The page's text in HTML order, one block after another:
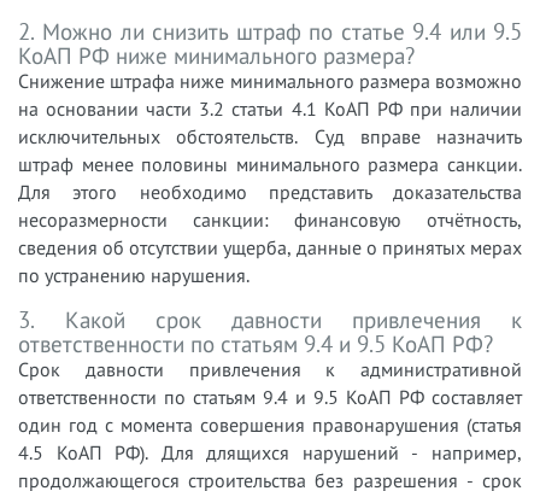
2. Можно ли снизить штраф по статье 9.4 или 9.5
КоАП РФ ниже минимального размера?
Снижение штрафа ниже минимального размера возможно
на основании части 3.2 статьи 4.1 КоАП РФ при наличии
исключительных обстоятельств. Суд вправе назначить
штраф менее половины минимального размера санкции.
Для этого необходимо представить доказательства
несоразмерности санкции: финансовую отчётность,
сведения об отсутствии ущерба, данные о принятых мерах
по устранению нарушения.
3. Какой срок давности привлечения к
ответственности по статьям 9.4 и 9.5 КоАП РФ?
Срок давности привлечения к административной
ответственности по статьям 9.4 и 9.5 КоАП РФ составляет
один год с момента совершения правонарушения (статья
4.5 КоАП РФ). Для длящихся нарушений - например,
продолжающегося строительства без разрешения - срок